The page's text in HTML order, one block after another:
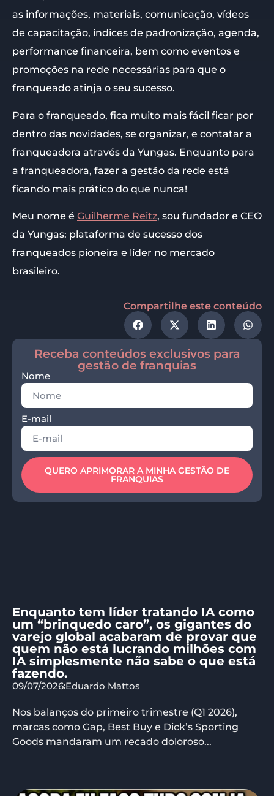
as informações, materiais, comunicação, vídeos
de capacitação, índices de padronização, agenda,
performance financeira, bem como eventos e
promoções na rede necessárias para que o
franqueado atinja o seu sucesso.
Para o franqueado, fica muito mais fácil ficar por
dentro das novidades, se organizar, e contatar a
franqueadora através da Yungas. Enquanto para
a franqueadora, fazer a gestão da rede está
ficando mais prático do que nunca!
Meu nome é Guilherme Reitz, sou fundador e CEO
da Yungas: plataforma de sucesso dos
franqueados pioneira e líder no mercado
brasileiro.
Compartilhe este conteúdo
Receba conteúdos exclusivos para
gestão de franquias
Nome
E-mail
QUERO APRIMORAR A MINHA GESTÃO DE
FRANQUIAS
Enquanto tem líder tratando IA como
um “brinquedo caro”, os gigantes do
varejo global acabaram de provar que
quem não está lucrando milhões com
IA simplesmente não sabe o que está
fazendo.
09/07/2026 Eduardo Mattos
Nos balanços do primeiro trimestre (Q1 2026),
marcas como Gap, Best Buy e Dick’s Sporting
Goods mandaram um recado doloroso...